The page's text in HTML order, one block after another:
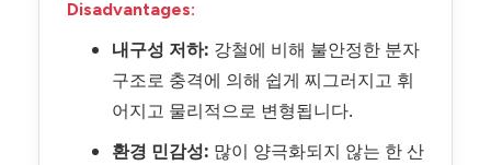
Disadvantages:
내구성 저하: 강철에 비해 불안정한 분자
구조로 충격에 의해 쉽게 찌그러지고 휘
어지고 물리적으로 변형됩니다.
환경 민감성: 많이 양극화되지 않는 한 산